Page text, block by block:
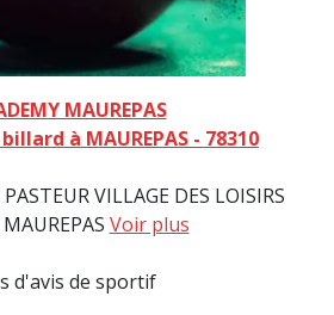
MAUREPAS
à MAUREPAS - 78310
VILLAGE DES LOISIRS
Voir plus
d'avis de sportif